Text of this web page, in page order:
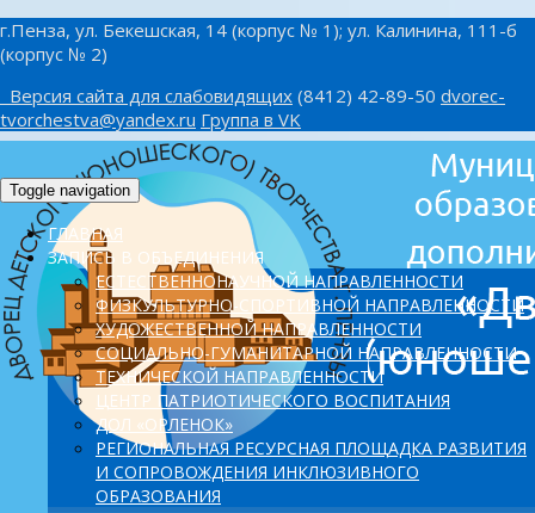
г.Пенза, ул. Бекешская, 14 (корпус № 1); ул. Калинина, 111-б
(корпус № 2)
Версия сайта для слабовидящих (8412) 42-89-50 dvorec-
tvorchestva@yandex.ru Группа в VK
Toggle navigation
ГЛАВНАЯ
ЗАПИСЬ В ОБЪЕДИНЕНИЯ
ЕСТЕСТВЕННОНАУЧНОЙ НАПРАВЛЕННОСТИ
ФИЗКУЛЬТУРНО-СПОРТИВНОЙ НАПРАВЛЕННОСТИ
ХУДОЖЕСТВЕННОЙ НАПРАВЛЕННОСТИ
СОЦИАЛЬНО-ГУМАНИТАРНОЙ НАПРАВЛЕННОСТИ
ТЕХНИЧЕСКОЙ НАПРАВЛЕННОСТИ
ЦЕНТР ПАТРИОТИЧЕСКОГО ВОСПИТАНИЯ
ДОЛ «ОРЛЕНОК»
PЕГИОНАЛЬНАЯ РЕСУРСНАЯ ПЛОЩАДКА РАЗВИТИЯ
И СОПРОВОЖДЕНИЯ ИНКЛЮЗИВНОГО
ОБРАЗОВАНИЯ